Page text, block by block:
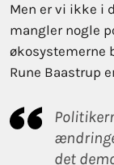
Men er vi ikke i
mangler nogle
økosystemerne
Rune Baastrup
det